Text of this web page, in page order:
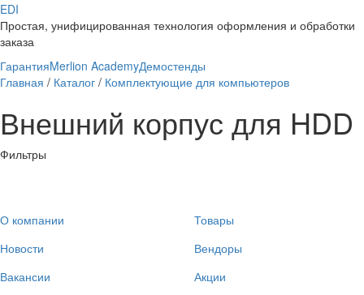
EDI
Простая, унифицированная технология оформления и обработки
заказа
ГарантияMerlion AcademyДемостенды
Главная / Каталог / Комплектующие для компьютеров
Внешний корпус для HDD
Фильтры
О компании
Новости
Вакансии
Товары
Вендоры
Акции